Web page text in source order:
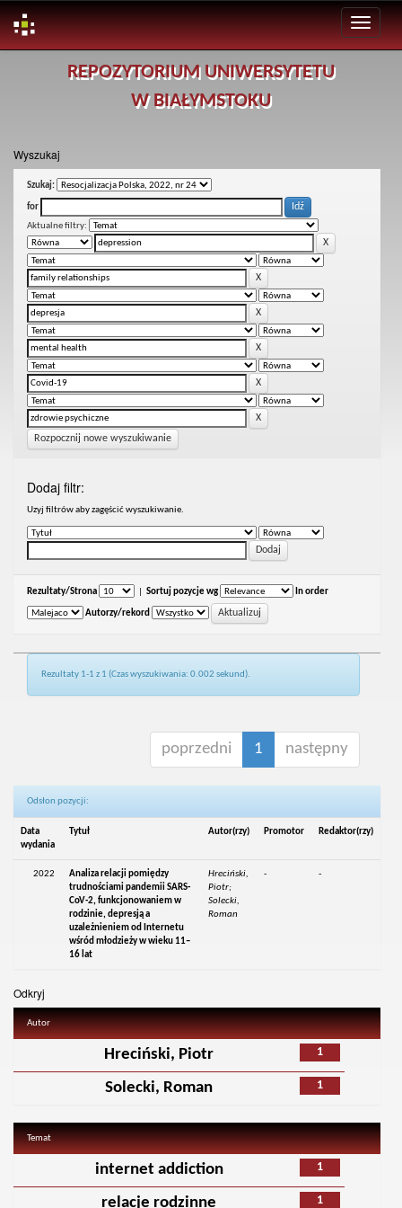
REPOZYTORIUM UNIWERSYTETU
W BIAŁYMSTOKU
Wyszukaj
Szukaj:
for
Aktualne filtry:
Rozpocznij nowe wyszukiwanie
Dodaj filtr:
Uzyj filtrów aby zagęścić wyszukiwanie.
Rezultaty/Strona Sortuj pozycje wg In order
Autorzy/rekord
Rezultaty 1-1 z 1 (Czas wyszukiwania: 0.002 sekund).
poprzedni 1 następny
Odsłon pozycji:
Data
wydania
Tytuł Autor(rzy) Promotor Redaktor(rzy)
2022
Analiza relacji pomiędzy
trudnościami pandemii SARS-
CoV-2, funkcjonowaniem w
rodzinie, depresją a
uzależnieniem od Internetu
wśród młodzieży w wieku 11–
16 lat
Hreciński,
Piotr;
Solecki,
Roman
- -
Odkryj
Autor
1
Hreciński, Piotr
1
Solecki, Roman
Temat
1
internet addiction
1
relacje rodzinne